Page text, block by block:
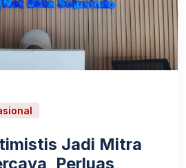
Jadi Mitra
Perluas